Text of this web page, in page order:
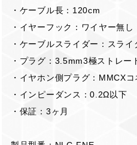
・ケーブル長：120cm
・イヤーフック：ワイヤー無し
・ケーブルスライダー：スライ
・プラグ：3.5mm3極ストレー
・イヤホン側プラグ：MMCXコ
・インピーダンス：0.2Ω以下
・保証：3ヶ月